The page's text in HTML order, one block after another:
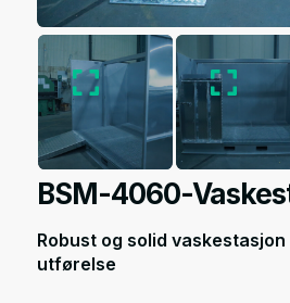
BSM-4060-
Robust og solid
utførelse